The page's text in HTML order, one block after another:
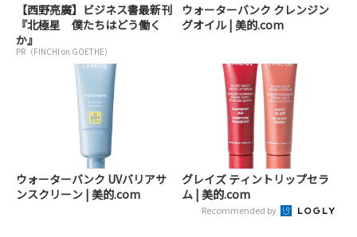
【西野亮廣】ビジネス書最新刊
『北極星 僕たちはどう働く
か』
PR（FINCHI on GOETHE）
ウォーターバンク クレンジン
グオイル | 美的.com
ウォーターバンク UVバリアサ
ンスクリーン | 美的.com
グレイズ ティントリップセラ
ム | 美的.com
Recommended by